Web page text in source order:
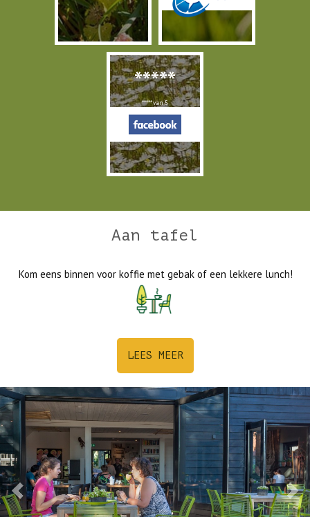
*****
***** van 5
Aan tafel
Kom eens binnen voor koffie met gebak of een lekkere lunch!
LEES MEER